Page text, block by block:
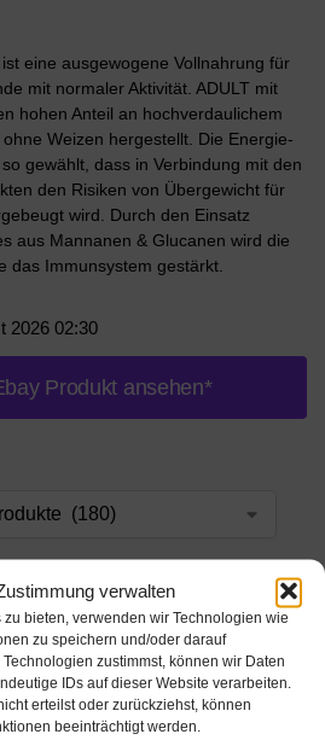
verwalten
bieten, verwenden wir Technologien wie
zu speichern und/oder darauf
zustimmst, können wir Daten
IDs auf dieser Website verarbeiten.
erteilst oder zurückziehst, können
beeinträchtigt werden.
eine ausgewogene Vollnahrung für
mit normaler Aktivität. ADULT mit
hohen Anteil an hochverdaulichem
Weizen hergestellt. Die Energie-
gewählt, dass in Verbindung mit den
den Risiken von Übergewicht für
wird. Durch den Einsatz
aus Mannanen & Glucanen wird die
das Immunsystem gestärkt.
2026 02:30
Produkt ansehen*